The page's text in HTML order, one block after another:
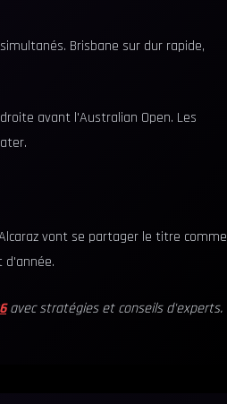
Brisbane sur dur rapide,
avant l'Australian Open. Les
vont se partager le titre comme
d'année.
avec stratégies et conseils d'experts.